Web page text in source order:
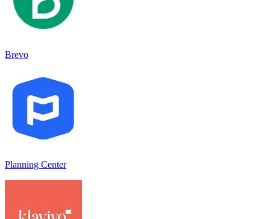
Brevo
Planning Center